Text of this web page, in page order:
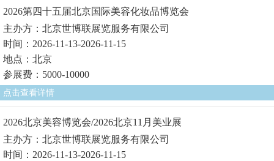
2026第四十五届北京国际美容化妆品博览会
主办方：北京世博联展览服务有限公司
时间：2026-11-13-2026-11-15
地点：北京
参展费：5000-10000
点击查看详情
2026北京美容博览会/2026北京11月美业展
主办方：北京世博联展览服务有限公司
时间：2026-11-13-2026-11-15